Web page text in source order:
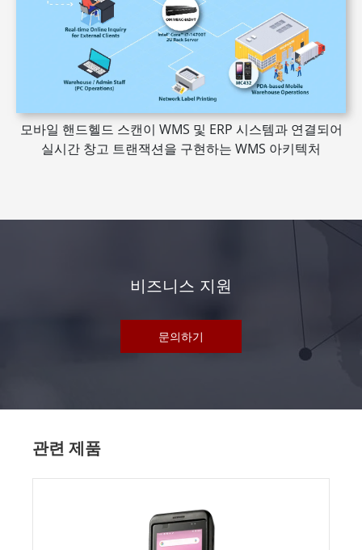
모바일 핸드헬드 스캔이 WMS 및 ERP 시스템과 연결되어
실시간 창고 트랜잭션을 구현하는 WMS 아키텍처
비즈니스 지원
문의하기
관련 제품